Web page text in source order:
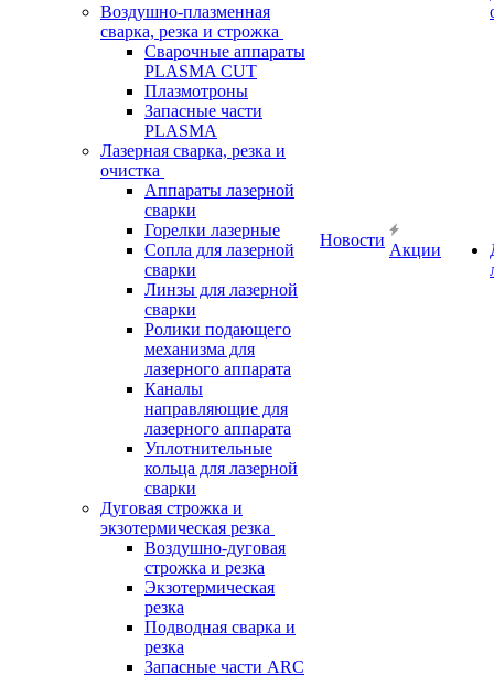
Воздушно-плазменная
сварка, резка и строжка
Сварочные аппараты
PLASMA CUT
Плазмотроны
Запасные части
PLASMA
Лазерная сварка, резка и
очистка
Аппараты лазерной
сварки
Горелки лазерные
Сопла для лазерной
сварки
Линзы для лазерной
сварки
Ролики подающего
механизма для
лазерного аппарата
Каналы
направляющие для
лазерного аппарата
Уплотнительные
кольца для лазерной
сварки
Дуговая строжка и
экзотермическая резка
Воздушно-дуговая
строжка и резка
Экзотермическая
резка
Подводная сварка и
резка
Запасные части ARC
Новости
Акции